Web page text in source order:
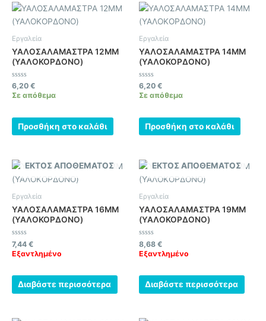
Εργαλεία
ΥΑΛΟΣΑΛΑΜΑΣΤΡΑ 12MM
(ΥΑΛΟΚΟΡΔΟΝΟ)
Βαθμολογήθηκε
με
0
6,20 €
Σε απόθεμα
Προσθήκη στο καλάθι
Εργαλεία
ΥΑΛΟΣΑΛΑΜΑΣΤΡΑ 14MM
(ΥΑΛΟΚΟΡΔΟΝΟ)
Βαθμολογήθηκε
με
0
6,20 €
Σε απόθεμα
Προσθήκη στο καλάθι
ΕΚΤΌΣ ΑΠΟΘΈΜΑΤΟΣ
Εργαλεία
ΥΑΛΟΣΑΛΑΜΑΣΤΡΑ 16MM
(ΥΑΛΟΚΟΡΔΟΝΟ)
Βαθμολογήθηκε
με
0
7,44 €
Εξαντλημένο
Διαβάστε περισσότερα
ΕΚΤΌΣ ΑΠΟΘΈΜΑΤΟΣ
Εργαλεία
ΥΑΛΟΣΑΛΑΜΑΣΤΡΑ 19MM
(ΥΑΛΟΚΟΡΔΟΝΟ)
Βαθμολογήθηκε
με
0
8,68 €
Εξαντλημένο
Διαβάστε περισσότερα